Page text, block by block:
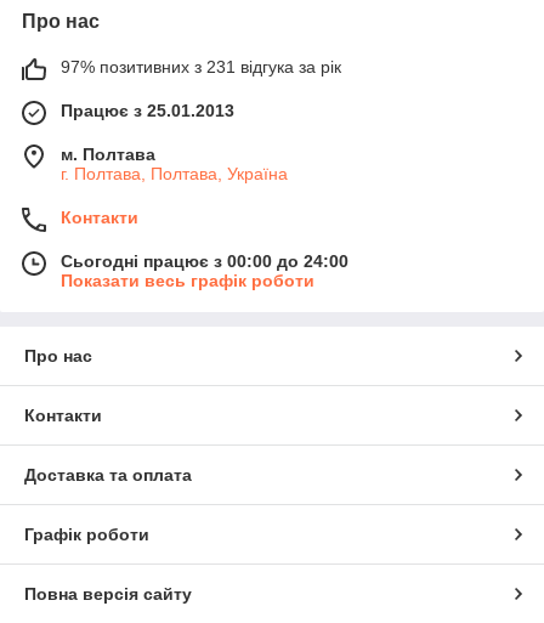
Про нас
97% позитивних з 231 відгука за рік
Працює з 25.01.2013
м. Полтава
г. Полтава, Полтава, Україна
Контакти
Сьогодні працює з 00:00 до 24:00
Показати весь графік роботи
Про нас
Контакти
Доставка та оплата
Графік роботи
Повна версія сайту